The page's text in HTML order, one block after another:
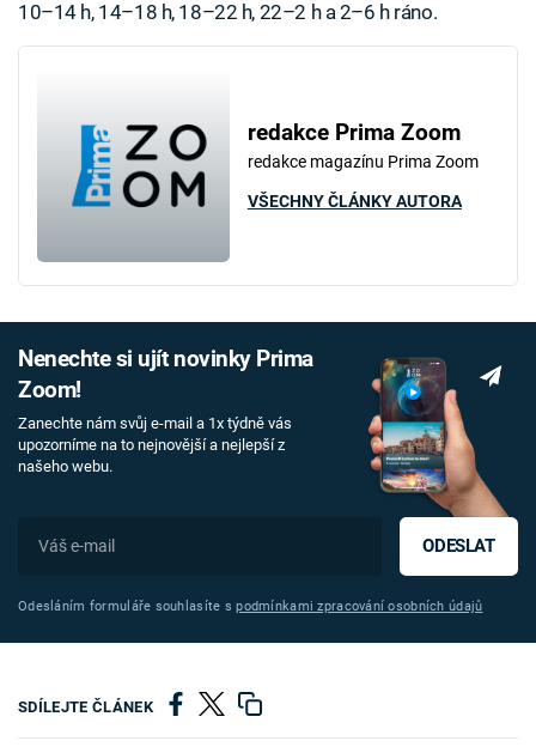
10–14 h, 14–18 h, 18–22 h, 22–2 h a 2–6 h ráno.
redakce Prima Zoom
redakce magazínu Prima Zoom
VŠECHNY ČLÁNKY AUTORA
Nenechte si ujít novinky Prima
Zoom!
Zanechte nám svůj e-mail a 1x týdně vás
upozorníme na to nejnovější a nejlepší z
našeho webu.
ODESLAT
Odesláním formuláře souhlasíte spodmínkami zpracování osobních údajů
SDÍLEJTE ČLÁNEK